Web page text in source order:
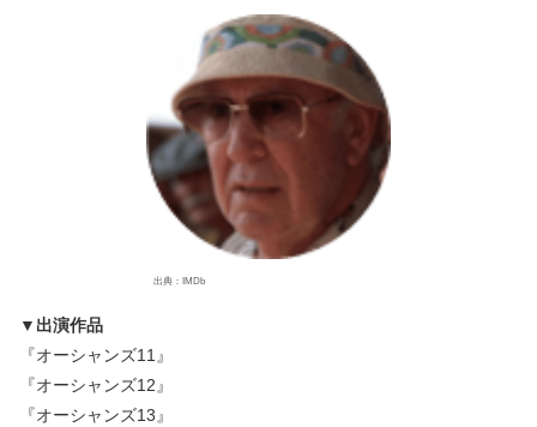
出典：IMDb
▼出演作品
『オーシャンズ11』
『オーシャンズ12』
『オーシャンズ13』